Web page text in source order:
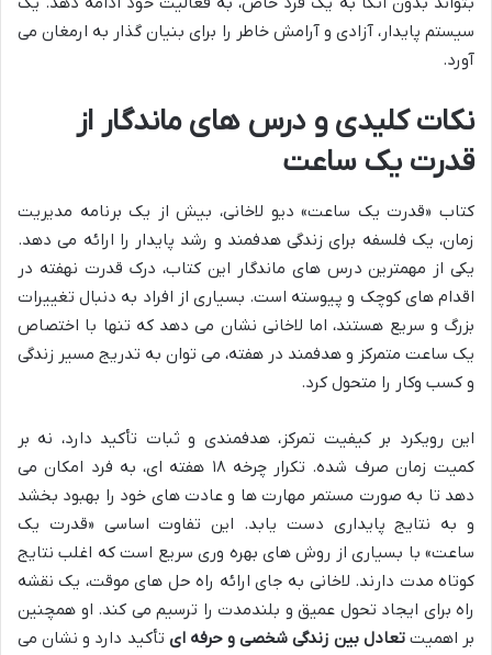
سیستم پایدار، آزادی و آرامش خاطر را برای بنیان گذار به ارمغان می
آورد.
نکات کلیدی و درس های ماندگار از
قدرت یک ساعت
کتاب «قدرت یک ساعت» دیو لاخانی، بیش از یک برنامه مدیریت
زمان، یک فلسفه برای زندگی هدفمند و رشد پایدار را ارائه می دهد.
یکی از مهمترین درس های ماندگار این کتاب، درک قدرت نهفته در
اقدام های کوچک و پیوسته است. بسیاری از افراد به دنبال تغییرات
بزرگ و سریع هستند، اما لاخانی نشان می دهد که تنها با اختصاص
یک ساعت متمرکز و هدفمند در هفته، می توان به تدریج مسیر زندگی
و کسب وکار را متحول کرد.
این رویکرد بر کیفیت تمرکز، هدفمندی و ثبات تأکید دارد، نه بر
کمیت زمان صرف شده. تکرار چرخه ۱۸ هفته ای، به فرد امکان می
دهد تا به صورت مستمر مهارت ها و عادت های خود را بهبود بخشد
و به نتایج پایداری دست یابد. این تفاوت اساسی «قدرت یک
ساعت» با بسیاری از روش های بهره وری سریع است که اغلب نتایج
کوتاه مدت دارند. لاخانی به جای ارائه راه حل های موقت، یک نقشه
راه برای ایجاد تحول عمیق و بلندمدت را ترسیم می کند. او همچنین
بر اهمیتتعادل بین زندگی شخصی و حرفه ای تأکید دارد و نشان می